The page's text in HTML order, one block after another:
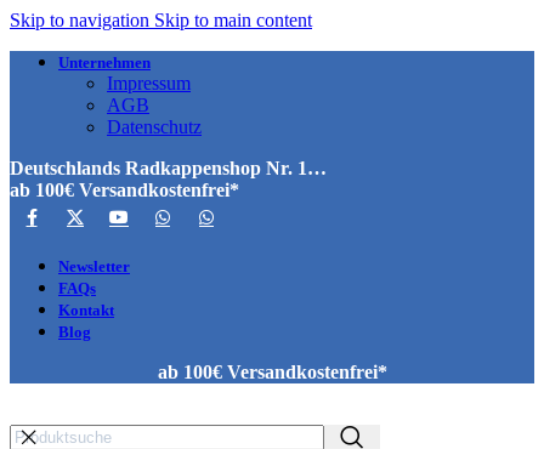
Skip to navigation Skip to main content
Unternehmen
Impressum
AGB
Datenschutz
Deutschlands Radkappenshop Nr. 1…
ab 100€ Versandkostenfrei*
Newsletter
FAQs
Kontakt
Blog
ab 100€ Versandkostenfrei*